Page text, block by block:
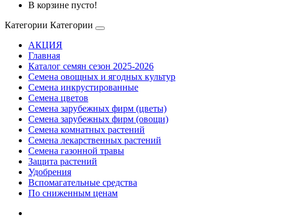
В корзине пусто!
Категории Категории
АКЦИЯ
Главная
Каталог семян сезон 2025-2026
Семена овощных и ягодных культур
Семена инкрустированные
Семена цветов
Семена зарубежных фирм (цветы)
Семена зарубежных фирм (овощи)
Семена комнатных растений
Семена лекарственных растений
Семена газонной травы
Защита растений
Удобрения
Вспомагательные средства
По сниженным ценам